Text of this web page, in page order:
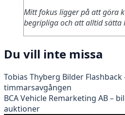
Mitt fokus ligger på att göra
begripliga och att alltid sätta
Du vill inte missa
Tobias Thyberg Bilder Flashback
timmarsavgången
BCA Vehicle Remarketing AB –
auktioner